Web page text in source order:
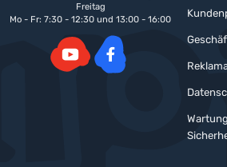
Freitag
Mo - Fr: 7:30 - 12:30 und 13:00 - 16:00